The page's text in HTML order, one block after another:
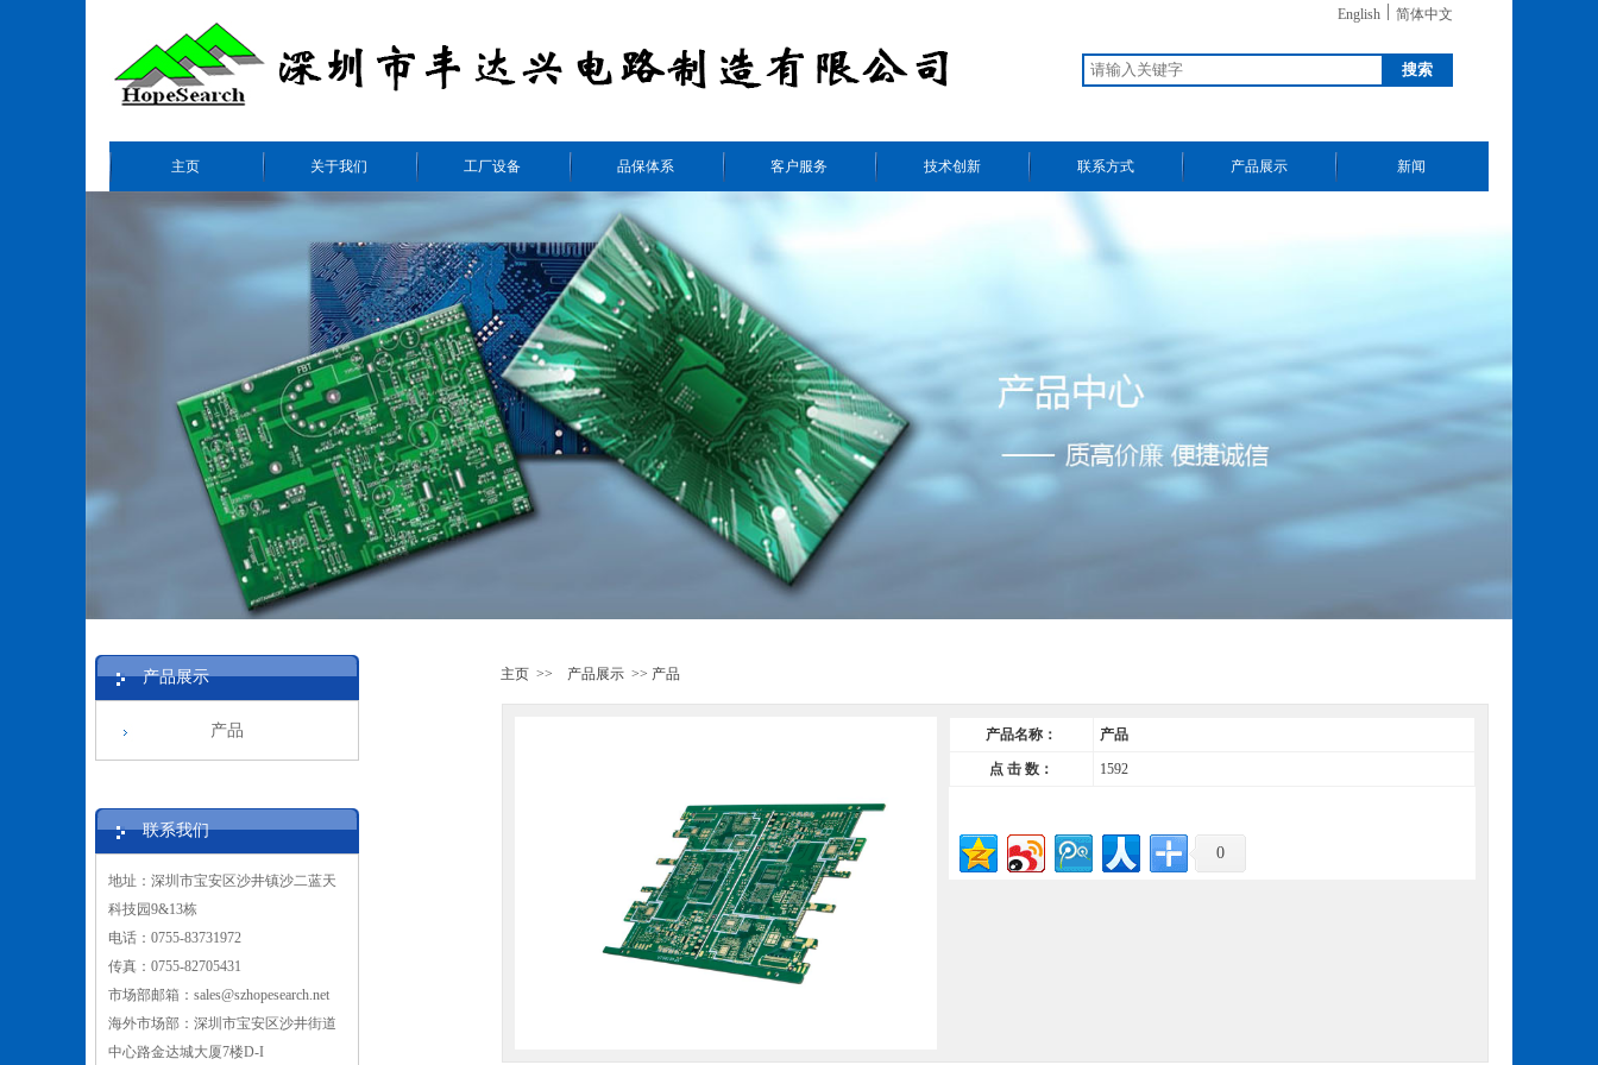
简体中文
|
English
主页 关于我们 工厂设备 品保体系 客户服务 技术创新 联系方式 产品展示 新闻
产品展示
产品
联系我们
地址：深圳市宝安区沙井镇沙二蓝天
科技园9&13栋
电话：0755-83731972
传真：0755-82705431
市场部邮箱：sales@szhopesearch.net
海外市场部：深圳市宝安区沙井街道
中心路金达城大厦7楼D-I
主页 >> 产品展示 >> 产品
产品名称： 产品
点 击 数： 1592
0